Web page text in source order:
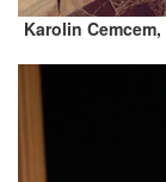
Karolin Cemcem,